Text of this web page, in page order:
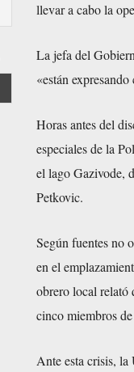
llevar a cabo la
La jefa del
«están
Horas antes del
especiales de la
el lago Gazivode,
Petkovic.
Según fuentes no
en el
obrero local relató
cinco miembros
Ante esta crisis,